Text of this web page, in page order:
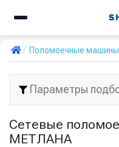
Поломоечные машины
Параметры
Сетевые
МЕТЛАНА